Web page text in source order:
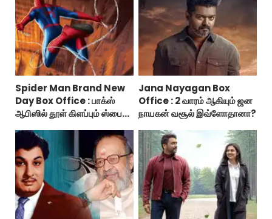
Spider Man Brand New
Day Box Office : பாக்ஸ்
ஆபிஸில் தூள் கிளப்பும் ஸ்பைடர்
Jana Nayagan Box
Office : 2 வாரம் ஆகியும் ஜன
நாயகன் வசூல் இவ்ளோதானா?